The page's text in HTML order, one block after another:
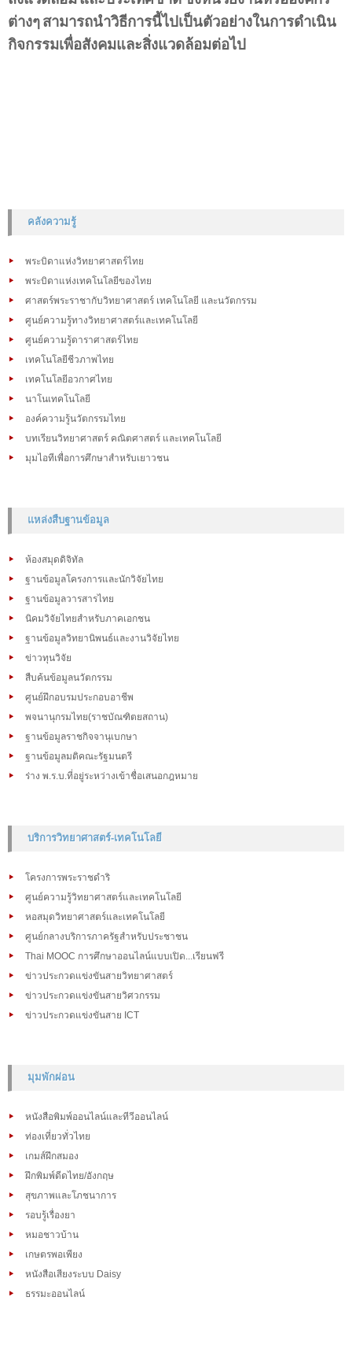
ต่างๆสามารถนำวิธีการนี้ไปเป็นตัวอย่างในการดำเนิน
กิจกรรมเพื่อสังคมและสิ่งแวดล้อมต่อไป
คลังความรู้
พระบิดาแห่งวิทยาศาสตร์ไทย
พระบิดาแห่งเทคโนโลยีของไทย
ศาสตร์พระราชากับวิทยาศาสตร์ เทคโนโลยี และนวัตกรรม
ศูนย์ความรู้ทางวิทยาศาสตร์และเทคโนโลยี
ศูนย์ความรู้ดาราศาสตร์ไทย
เทคโนโลยีชีวภาพไทย
เทคโนโลยีอวกาศไทย
นาโนเทคโนโลยี
องค์ความรู้นวัตกรรมไทย
บทเรียนวิทยาศาสตร์ คณิตศาสตร์ และเทคโนโลยี
มุมไอทีเพื่อการศึกษาสำหรับเยาวชน
แหล่งสืบฐานข้อมูล
ห้องสมุดดิจิทัล
ฐานข้อมูลโครงการและนักวิจัยไทย
ฐานข้อมูลวารสารไทย
นิคมวิจัยไทยสำหรับภาคเอกชน
ฐานข้อมูลวิทยานิพนธ์และงานวิจัยไทย
ข่าวทุนวิจัย
สืบค้นข้อมูลนวัตกรรม
ศูนย์ฝึกอบรมประกอบอาชีพ
พจนานุกรมไทย(ราชบัณฑิตยสถาน)
ฐานข้อมูลราชกิจจานุเบกษา
ฐานข้อมูลมติคณะรัฐมนตรี
ร่าง พ.ร.บ.ที่อยู่ระหว่างเข้าชื่อเสนอกฎหมาย
บริการวิทยาศาสตร์-เทคโนโลยี
โครงการพระราชดำริ
ศูนย์ความรู้วิทยาศาสตร์และเทคโนโลยี
หอสมุดวิทยาศาสตร์และเทคโนโลยี
ศูนย์กลางบริการภาครัฐสำหรับประชาชน
Thai MOOC การศึกษาออนไลน์แบบเปิด...เรียนฟรี
ข่าวประกวดแข่งขันสายวิทยาศาสตร์
ข่าวประกวดแข่งขันสายวิศวกรรม
ข่าวประกวดแข่งขันสาย ICT
มุมพักผ่อน
หนังสือพิมพ์ออนไลน์และทีวีออนไลน์
ท่องเที่ยวทั่วไทย
เกมส์ฝึกสมอง
ฝึกพิมพ์ดีดไทย/อังกฤษ
สุขภาพและโภชนาการ
รอบรู้เรื่องยา
หมอชาวบ้าน
เกษตรพอเพียง
หนังสือเสียงระบบ Daisy
ธรรมะออนไลน์